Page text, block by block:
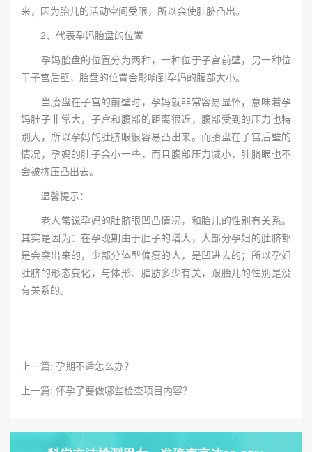
来，因为胎儿的活动空间受限，所以会使肚脐凸出。
2、代表孕妈胎盘的位置
孕妈胎盘的位置分为两种，一种位于子宫前壁，另一种位
于子宫后壁，胎盘的位置会影响到孕妈的腹部大小。
当胎盘在子宫的前壁时，孕妈就非常容易显怀，意味着孕
妈肚子非常大，子宫和腹部的距离很近，腹部受到的压力也特
别大，所以孕妈的肚脐眼很容易凸出来。而胎盘在子宫后壁的
情况，孕妈的肚子会小一些，而且腹部压力减小，肚脐眼也不
会被挤压凸出去。
温馨提示：
老人常说孕妈的肚脐眼凹凸情况，和胎儿的性别有关系。
其实是因为：在孕晚期由于肚子的增大，大部分孕妇的肚脐都
是会突出来的，少部分体型偏瘦的人，是凹进去的；所以孕妇
肚脐的形态变化，与体形、脂肪多少有关，跟胎儿的性别是没
有关系的。
上一篇: 孕期不适怎么办？
上一篇: 怀孕了要做哪些检查项目内容？